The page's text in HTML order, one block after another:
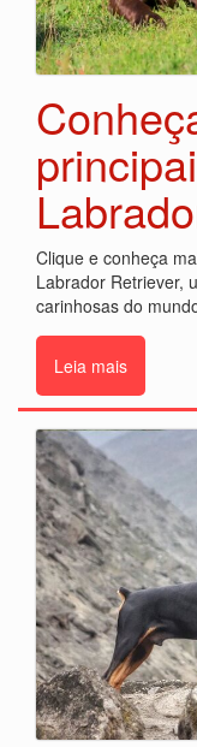
Clique e conheça
Labrador Retriever,
carinhosas do
Leia mais